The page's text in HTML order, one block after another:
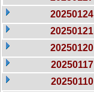
20250124
20250121
20250120
20250117
20250110